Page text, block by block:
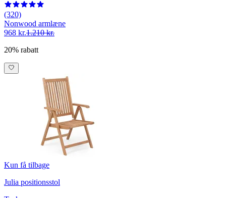
(320)
Nonwood armlæne
968 kr.1.210 kr.
20% rabatt
Kun få tilbage
Julia positionsstol